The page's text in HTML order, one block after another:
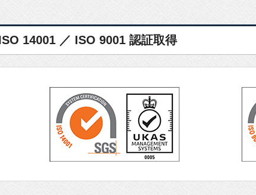
14001 ／ ISO 9001 認証取得